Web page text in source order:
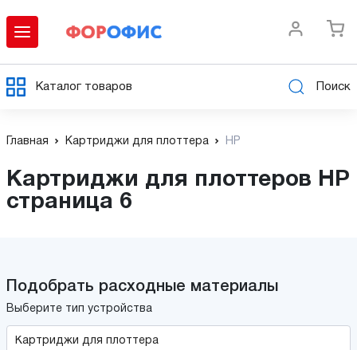
Каталог товаров Поиск
Главная Картриджи для плоттера HP
Картриджи для плоттеров HP
страница 6
Подобрать расходные материалы
Выберите тип устройства